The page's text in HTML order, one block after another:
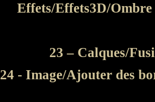
Effets/Effets3D/
23 – Calques/
24 - Image/Ajouter des